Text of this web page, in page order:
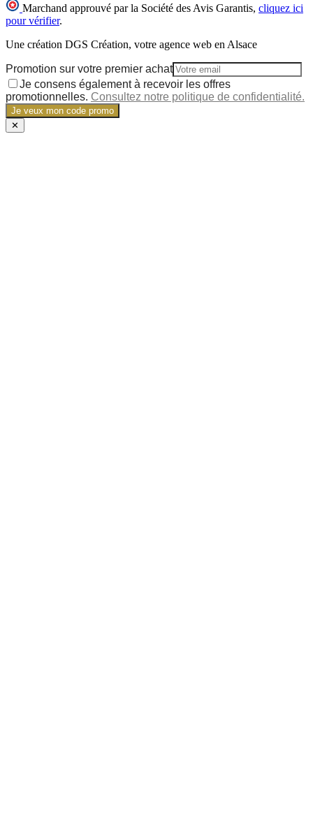
Marchand approuvé par la Société des Avis Garantis, cliquez ici
pour vérifier.
Une création DGS Création, votre agence web en Alsace
Promotion sur votre premier achat
Je consens également à recevoir les offres
promotionnelles. Consultez notre politique de confidentialité.
Je veux mon code promo
✕